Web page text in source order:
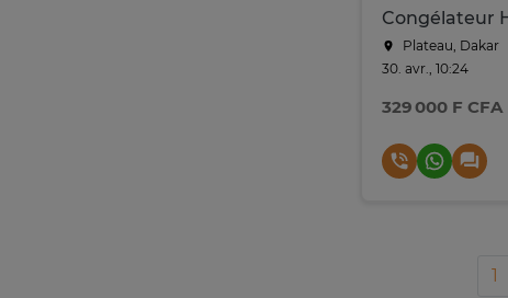
Plateau, Dakar
30. avr., 10:24
329 000 F CFA
1